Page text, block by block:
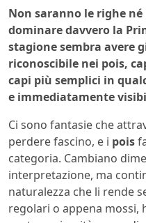
Non saranno le righe
dominare davvero la
stagione sembra avere
riconoscibile nei pois,
capi più semplici in
e immediatamente
Ci sono fantasie che
perdere fascino, e i pois
categoria. Cambiano
interpretazione, ma
naturalezza che li rende
regolari o appena mossi,